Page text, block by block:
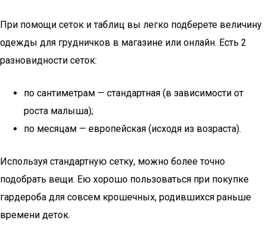
При помощи сеток и таблиц вы легко подберете величину
одежды для грудничков в магазине или онлайн. Есть 2
разновидности сеток:
по сантиметрам — стандартная (в зависимости от
роста малыша);
по месяцам — европейская (исходя из возраста).
Используя стандартную сетку, можно более точно
подобрать вещи. Ею хорошо пользоваться при покупке
гардероба для совсем крошечных, родившихся раньше
времени деток.